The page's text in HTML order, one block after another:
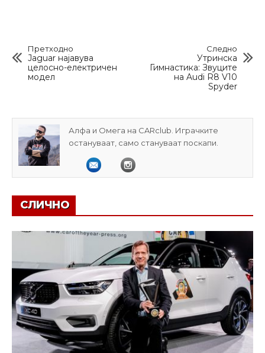
Претходно
Jaguar најавува
целосно-електричен
модел
Следно
Утринска
Гимнастика: Звуците
на Audi R8 V10
Spyder
Алфа и Омега на CARclub. Играчките
остануваат, само стануваат поскапи.
СЛИЧНО